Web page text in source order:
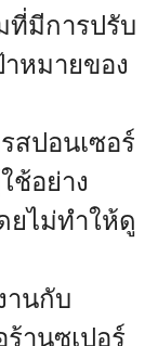
มีการปรับ
หมายของ
สปอนเซอร์
ช้อย่าง
ยไม่ทำให้ดู
านกับ
านซูเปอร์